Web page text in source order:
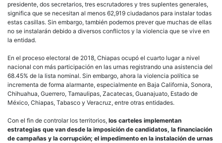
presidente, dos secretarios, tres escrutadores y tres suplentes generales,
significa que se necesitan al menos 62,919 ciudadanos para instalar todas
estas casillas. Sin embargo, también podemos prever que muchas de ellas
no se instalarán debido a diversos conflictos y la violencia que se vive en
la entidad.
En el proceso electoral de 2018, Chiapas ocupó el cuarto lugar a nivel
nacional con más participación en las urnas registrando una asistencia del
68.45% de la lista nominal. Sin embargo, ahora la violencia política se
incrementa de forma alarmante, especialmente en Baja California, Sonora,
Chihuahua, Guerrero, Tamaulipas, Zacatecas, Guanajuato, Estado de
México, Chiapas, Tabasco y Veracruz, entre otras entidades.
Con el fin de controlar los territorios, los carteles implementan
estrategias que van desde la imposición de candidatos, la financiación
de campañas y la corrupción; el impedimento en la instalación de urnas